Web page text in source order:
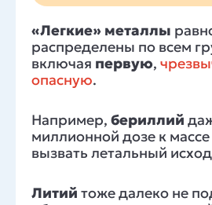
«Легкие» металлы
распределены по всем
включая первую,
опасную.
Например, бериллий
миллионной дозе к массе
вызвать летальный
Литий тоже далеко не